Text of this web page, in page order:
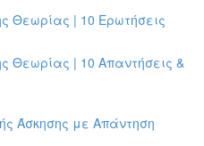
Θεωρίας | 10 Ερωτήσεις
Θεωρίας | 10 Απαντήσεις &
Άσκησης με Απάντηση